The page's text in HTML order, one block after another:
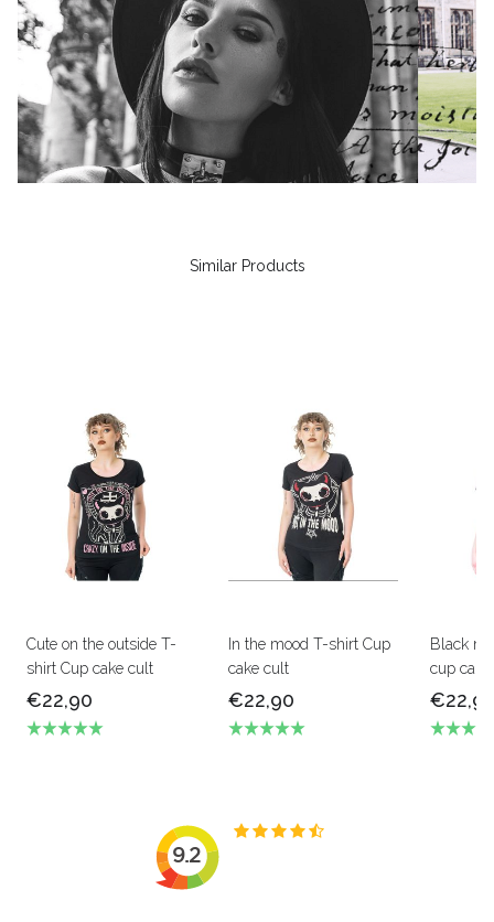
Similar Products
Cute on the outside T-
shirt Cup cake cult
€22,90
In the mood T-shirt Cup
cake cult
€22,90
Black
cup